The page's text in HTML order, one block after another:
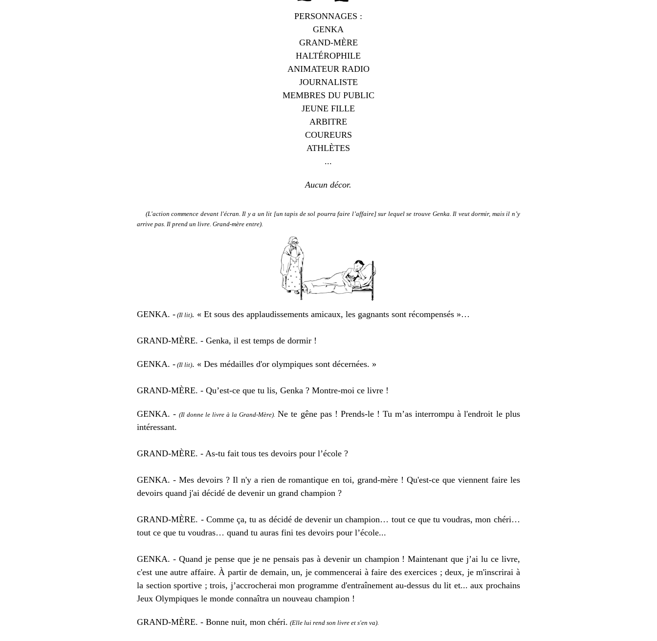
PERSONNAGES :
GENKA
GRAND-MÈRE
HALTÉROPHILE
ANIMATEURRADIO
JOURNALISTE
MEMBRES DU PUBLIC
JEUNE FILLE
ARBITRE
COUREURS
ATHLÈTES
...
Aucun décor.
(L'action commence devant l'écran.Il y a un lit [un tapis de sol pourra faire l’affaire]sur lequelse trouve Genka. Il veut dormir, mais il n’y
arrivepas. Il prend un livre. Grand-mère entre).
GENKA. - (Il lit). «Et sous des applaudissements amicaux, les gagnants sont récompensés »…
GRAND-MÈRE. - Genka, il est temps de dormir !
GENKA. - (Il lit). «Des médailles d'or olympiques sont décernées. »
GRAND-MÈRE. - Qu’est-ce que tu lis, Genka ? Montre-moi ce livre !
GENKA. - (Il donne le livre à la Grand-Mère). Ne te gêne pas ! Prends-le ! Tu m’as interrompu à l'endroit le plus
intéressant.
GRAND-MÈRE. - As-tu fait tous tes devoirs pour l’école ?
GENKA. - Mes devoirs ?Il n'y a rien de romantique en toi, grand-mère ! Qu'est-ce que viennent faire les
devoirsquand j'ai décidé de devenir un grand champion ?
GRAND-MÈRE. - Comme ça, tu as décidé de devenir un champion… tout ce que tu voudras, mon chéri…
tout ce que tu voudras…quand tu auras fini tes devoirspour l’école...
GENKA. - Quand je pense que je nepensais pas à devenirun champion !Maintenantque j’ai lu ce livre,
c'est une autre affaire. À partir de demain,un, je commencerai à faire des exercices ;deux, je m'inscrirai à
la section sportive ;trois, j’accrocheraimon programme d'entraînement au-dessus du lit et...aux prochains
Jeux Olympiques le monde connaîtra un nouveau champion !
GRAND-MÈRE. - Bonne nuit, mon chéri. (Elle lui rend son livre et s'en va).